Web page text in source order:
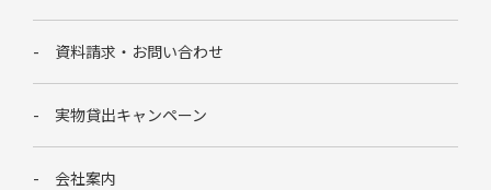
資料請求・お問い合わせ
実物貸出キャンペーン
会社案内